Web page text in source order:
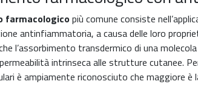
farmacologicopiù comune consiste
antinfiammatoria, a causa delle loro
l’assorbimento transdermico di una
intrinseca alle strutture cutanee.
è ampiamente riconosciuto che maggiore